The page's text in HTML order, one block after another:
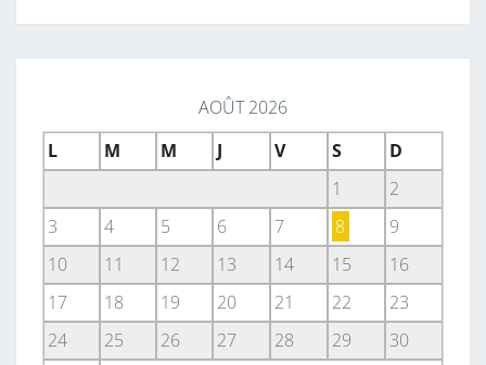
AOÛT 2026
L
M M J V S
D
1
2
3
4 5 6 7 8
9
10
11 12 13 14 15
16
17
18 19 20 21 22
23
24
25 26 27 28 29
30